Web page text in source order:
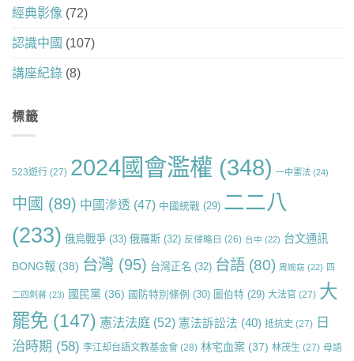
經典影像 (72)
認識中國 (107)
講座紀錄 (8)
標籤
523遊行 (27) 2024國會濫權 (348) 一中憲法 (24)
中國 (89) 中國滲透 (47) 中國統戰 (29) 二二八
(233) 俄烏戰爭 (33) 俄羅斯 (32) 反侵略日 (26) 台中 (22) 台文通訊
BONG報 (38) 台灣 (95) 台灣正名 (32) 台語 (80) 周婉窈 (22) 四
二四刺蔣 (23) 國民黨 (36) 國防特別條例 (30) 圖伯特 (29) 大法官 (27) 大
罷免 (147) 憲法法庭 (52) 憲法訴訟法 (40) 抵抗史 (27) 日
治時期 (58) 李江却台語文教基金會 (28) 林宅血案 (37) 林茂生 (27) 母語